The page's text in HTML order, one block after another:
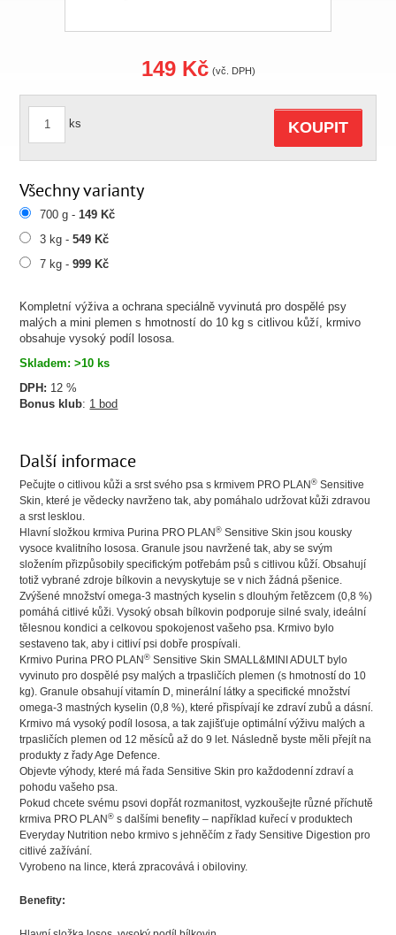
Kompletní výživa a ochrana speciálně vyvinutá pro dospělé psy
malých a mini plemen s hmotností do 10 kg s citlivou kůží, krmivo
obsahuje vysoký podíl lososa.
Skladem: >10 ks
DPH: 12 %
Bonus klub: 1 bod
149 Kč (vč. DPH)
ks KOUPIT
Všechny varianty
700 g -149 Kč
3 kg -549 Kč
7 kg -999 Kč
Další informace
Pečujte o citlivou kůži a srst svého psa s krmivem PRO PLAN® Sensitive
Skin, které je vědecky navrženo tak, aby pomáhalo udržovat kůži zdravou
a srst lesklou.
Hlavní složkou krmiva Purina PRO PLAN® Sensitive Skin jsou kousky
vysoce kvalitního lososa. Granule jsou navržené tak, aby se svým
složením přizpůsobily specifickým potřebám psů s citlivou kůží. Obsahují
totiž vybrané zdroje bílkovin a nevyskytuje se v nich žádná pšenice.
Zvýšené množství omega-3 mastných kyselin s dlouhým řetězcem (0,8 %)
pomáhá citlivé kůži. Vysoký obsah bílkovin podporuje silné svaly, ideální
tělesnou kondici a celkovou spokojenost vašeho psa. Krmivo bylo
sestaveno tak, aby i citliví psi dobře prospívali.
Krmivo Purina PRO PLAN® Sensitive Skin SMALL&MINI ADULT bylo
vyvinuto pro dospělé psy malých a trpasličích plemen (s hmotností do 10
kg). Granule obsahují vitamín D, minerální látky a specifické množství
omega-3 mastných kyselin (0,8 %), které přispívají ke zdraví zubů a dásní.
Krmivo má vysoký podíl lososa, a tak zajišťuje optimální výživu malých a
trpasličích plemen od 12 měsíců až do 9 let. Následně byste měli přejít na
produkty z řady Age Defence.
Objevte výhody, které má řada Sensitive Skin pro každodenní zdraví a
pohodu vašeho psa.
Pokud chcete svému psovi dopřát rozmanitost, vyzkoušejte různé příchutě
krmiva PRO PLAN® s dalšími benefity – například kuřecí v produktech
Everyday Nutrition nebo krmivo s jehněčím z řady Sensitive Digestion pro
citlivé zažívání.
Vyrobeno na lince, která zpracovává i obiloviny.
Benefity: